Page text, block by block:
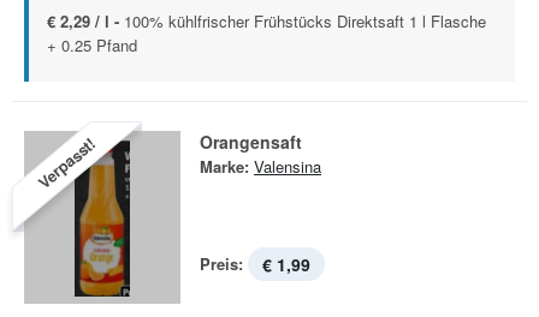
€ 2,29 / l - 100% kühlfrischer Frühstücks Direktsaft 1 l Flasche
+ 0.25 Pfand
Verpasst! Orangensaft
Marke: Valensina
Preis: € 1,99